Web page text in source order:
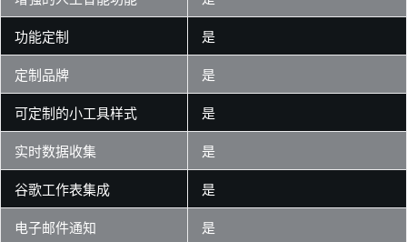
功能定制 是
定制品牌 是
可定制的小工具样式 是
实时数据收集 是
谷歌工作表集成 是
电子邮件通知 是